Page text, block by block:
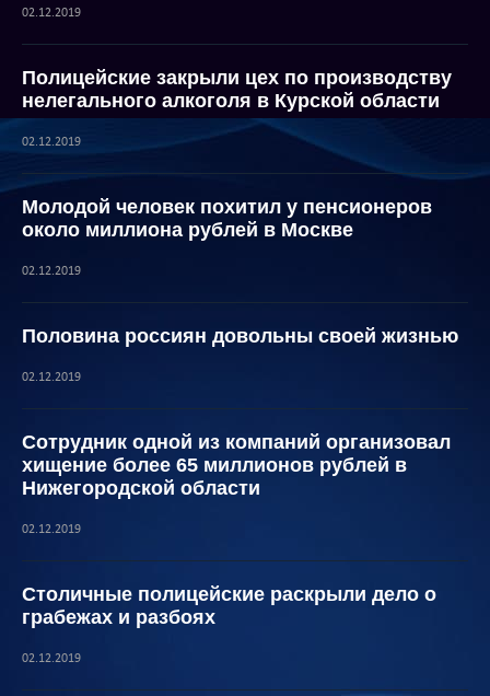
02.12.2019
Полицейские закрыли цех по производству
нелегального алкоголя в Курской области
02.12.2019
Молодой человек похитил у пенсионеров
около миллиона рублей в Москве
02.12.2019
Половина россиян довольны своей жизнью
02.12.2019
Сотрудник одной из компаний организовал
хищение более 65 миллионов рублей в
Нижегородской области
02.12.2019
Столичные полицейские раскрыли дело о
грабежах и разбоях
02.12.2019